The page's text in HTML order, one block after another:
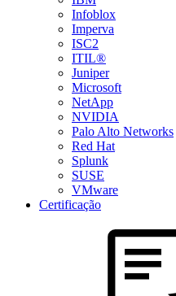
Infoblox
Imperva
ISC2
ITIL®
Juniper
Microsoft
NetApp
NVIDIA
Palo Alto Networks
Red Hat
Splunk
SUSE
VMware
Certificação